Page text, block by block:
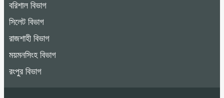
বরিশাল বিভাগ
সিলেট বিভাগ
রাজশাহী বিভাগ
ময়মনসিংহ বিভাগ
রংপুর বিভাগ